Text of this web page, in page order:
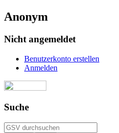
Anonym
Nicht angemeldet
Benutzerkonto erstellen
Anmelden
Suche